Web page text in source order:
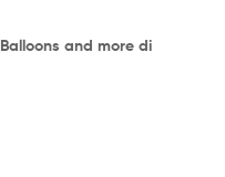
Balloons and more di